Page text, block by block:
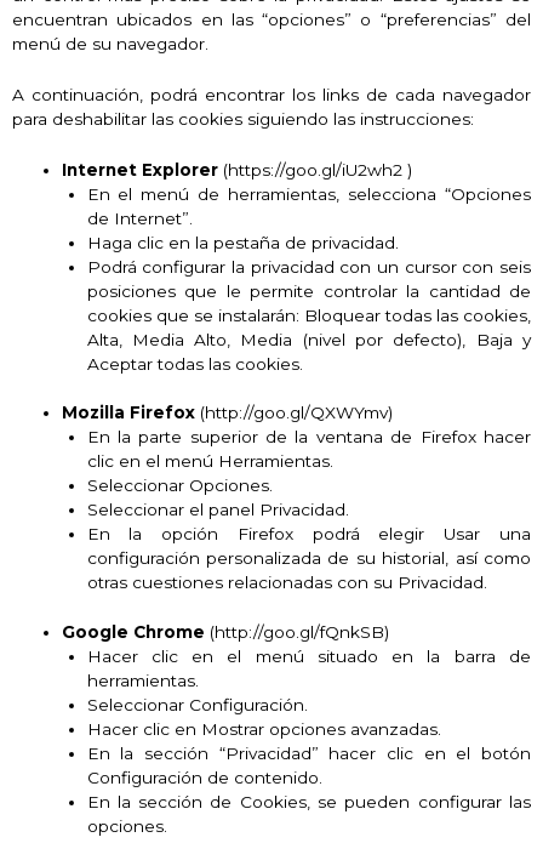
encuentran ubicados en las “opciones” o “preferencias” del
menú de su navegador.
A continuación, podrá encontrar los links de cada navegador
para deshabilitar las cookies siguiendo las instrucciones:
Internet Explorer (https://goo.gl/iU2wh2 )
En el menú de herramientas, selecciona “Opciones
de Internet”.
Haga clic en la pestaña de privacidad.
Podrá configurar la privacidad con un cursor con seis
posiciones que le permite controlar la cantidad de
cookies que se instalarán: Bloquear todas las cookies,
Alta, Media Alto, Media (nivel por defecto), Baja y
Aceptar todas las cookies.
Mozilla Firefox (http://goo.gl/QXWYmv)
En la parte superior de la ventana de Firefox hacer
clic en el menú Herramientas.
Seleccionar Opciones.
Seleccionar el panel Privacidad.
En la opción Firefox podrá elegir Usar una
configuración personalizada de su historial, así como
otras cuestiones relacionadas con su Privacidad.
Google Chrome (http://goo.gl/fQnkSB)
Hacer clic en el menú situado en la barra de
herramientas.
Seleccionar Configuración.
Hacer clic en Mostrar opciones avanzadas.
En la sección “Privacidad” hacer clic en el botón
Configuración de contenido.
En la sección de Cookies, se pueden configurar las
opciones.